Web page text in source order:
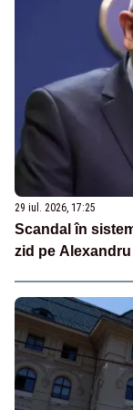
29 iul. 2026, 17:25
Scandal în
zid pe